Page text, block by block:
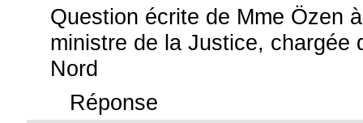
Question écrite de Mme Özen
ministre de la Justice, chargée
Nord
Réponse